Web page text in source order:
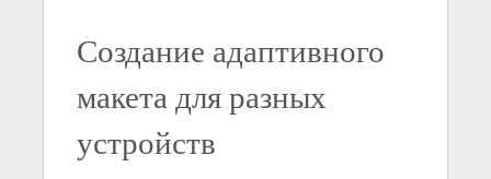
Создание адаптивного
макета для разных
устройств